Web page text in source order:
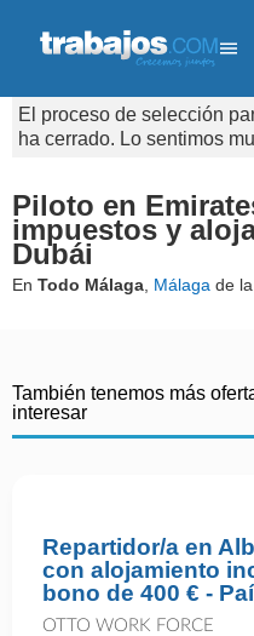
El proceso de selección
ha cerrado. Lo sentimos
Piloto en
impuestos y
Dubái
En Todo Málaga Málaga de
También tenemos más
interesar
Repartidor/a en
con alojamiento
bono de 400 € -
OTTO WORK FORCE